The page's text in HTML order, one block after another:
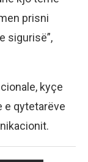
prisni
sigurisë”,
kyçe
e qytetarëve